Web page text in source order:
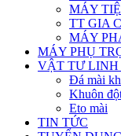
MÁY
TT GIA
MÁY
MÁY PHỤ
VẬT TƯ LINH
Đá mài
Khuôn
Eto mài
TIN TỨC